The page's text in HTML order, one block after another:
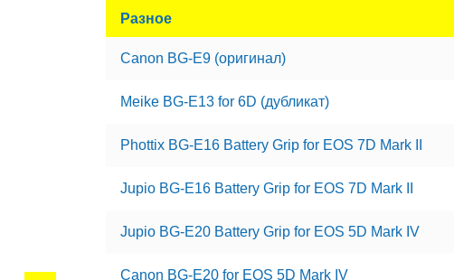
Разное
Canon BG-E9 (оригинал)
Meike BG-E13 for 6D (дубликат)
Phottix BG-E16 Battery Grip for EOS 7D Mark II
Jupio BG-E16 Battery Grip for EOS 7D Mark II
Jupio BG-E20 Battery Grip for EOS 5D Mark IV
Canon BG-E20 for EOS 5D Mark IV